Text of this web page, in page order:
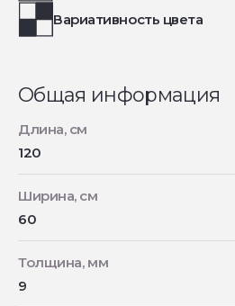
Вариативность цвета
Общая информация
Длина, см
120
Ширина, см
60
Толщина, мм
9